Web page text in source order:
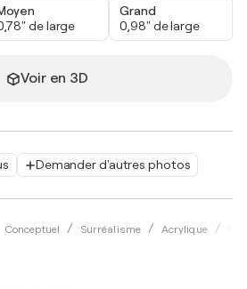
Demander d'autres photos
Conceptuel Surréalisme Acrylique
de large
Grand
0,98" de large
Voir en 3D